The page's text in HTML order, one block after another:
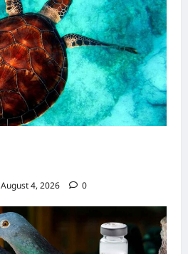
August 4, 2026 0